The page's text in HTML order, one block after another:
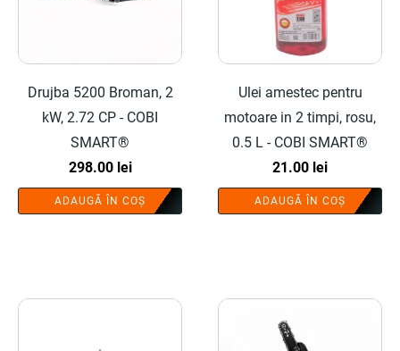
Drujba 5200 Broman, 2
kW, 2.72 CP - COBI
SMART®
298.00 lei
ADAUGĂ ÎN COȘ
Ulei amestec pentru
motoare in 2 timpi, rosu,
0.5 L - COBI SMART®
21.00 lei
ADAUGĂ ÎN COȘ